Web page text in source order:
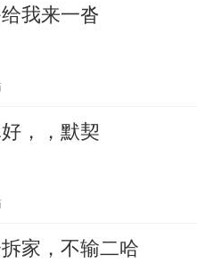
我来一沓
，，默契
家，不输二哈